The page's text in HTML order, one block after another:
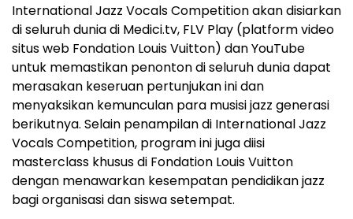
International Jazz Vocals Competition akan disiarkan
di seluruh dunia di Medici.tv, FLV Play (platform video
situs web Fondation Louis Vuitton) dan YouTube
untuk memastikan penonton di seluruh dunia dapat
merasakan keseruan pertunjukan ini dan
menyaksikan kemunculan para musisi jazz generasi
berikutnya. Selain penampilan di International Jazz
Vocals Competition, program ini juga diisi
masterclass khusus di Fondation Louis Vuitton
dengan menawarkan kesempatan pendidikan jazz
bagi organisasi dan siswa setempat.